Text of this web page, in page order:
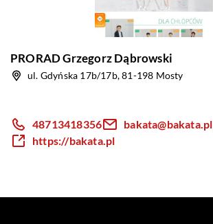
PRORAD Grzegorz Dąbrowski
ul. Gdyńska 17b/17b, 81-198 Mosty
48713418356
bakata@bakata.pl
https://bakata.pl